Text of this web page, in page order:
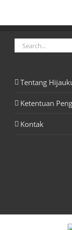
Search
for:
Tentang
Ketentuan
Kontak